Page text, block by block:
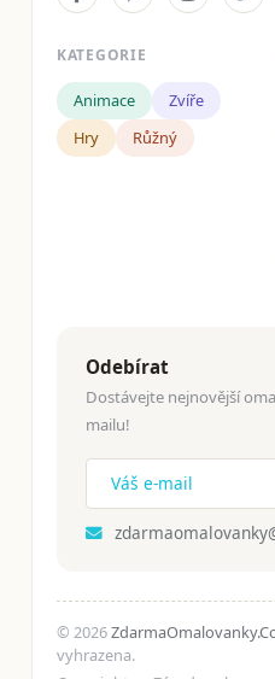
KATEGORIE
Animace
Zvíře
Hry
Růžný
Odebírat
Dostávejte nejnovější
mailu!
© 2026
vyhrazena.